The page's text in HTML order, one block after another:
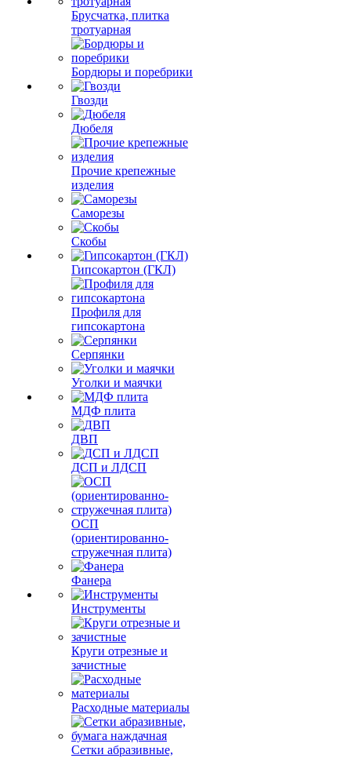
Брусчатка, плитка
тротуарная
Бордюры и поребрики
Гвозди
Дюбеля
Прочие крепежные
изделия
Саморезы
Скобы
Гипсокартон (ГКЛ)
Профиля для
гипсокартона
Серпянки
Уголки и маячки
МДФ плита
ДВП
ДСП и ЛДСП
ОСП
(ориентированно-
стружечная плита)
Фанера
Инструменты
Круги отрезные и
зачистные
Расходные материалы
Сетки абразивные,